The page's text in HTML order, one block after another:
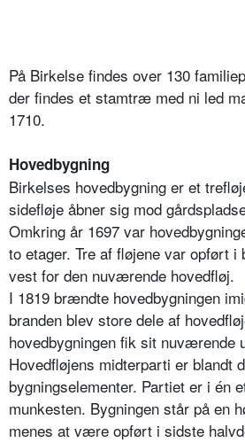
På Birkelse findes over 130
der findes et stamtræ med ni led
1710.
Hovedbygning
Birkelses hovedbygning er et
sidefløje åbner sig mod
Omkring år 1697 var
to etager. Tre af fløjene var opført
vest for den nuværende hovedfløj.
I 1819 brændte hovedbygningen
branden blev store dele af
hovedbygningen fik sit nuværende
Hovedfløjens midterparti er blandt
bygningselementer. Partiet er i én
munkesten. Bygningen står på en
menes at være opført i sidste